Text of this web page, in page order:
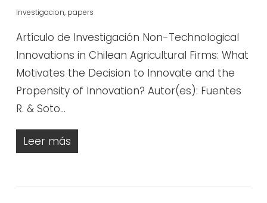
Investigacion, papers
Artículo de Investigación Non-Technological
Innovations in Chilean Agricultural Firms: What
Motivates the Decision to Innovate and the
Propensity of Innovation? Autor(es): Fuentes
R. & Soto…
Leer más